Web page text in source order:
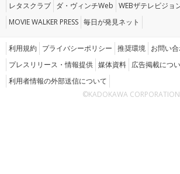
レタスクラブ ダ・ヴィンチWeb WEBザテレビジョ
MOVIE WALKER PRESS 毎日が発見ネット
利用規約 プライバシーポリシー 推奨環境 お問い
プレスリリース・情報提供 媒体資料 広告掲載につ
利用者情報の外部送信について
©KADOKAWA CORPORATION